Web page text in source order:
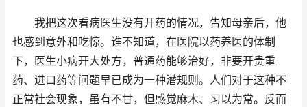
我把这次看病医生没有开药的情况，告知母亲后，他
也感到意外和吃惊。谁不知道，在医院以药养医的体制
下，医生小病开大处方，普通药能够治好，非要开贵重
药、进口药等问题早已成为一种潜规则。人们对于这种不
正常社会现象，虽有不甘，但感觉麻木、习以为常。反而